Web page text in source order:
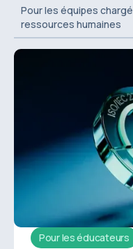
Pour les équipes
ressources humaines
Pour les éducateurs